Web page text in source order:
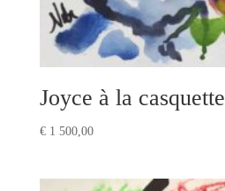
Joyce à la casquette
€1 500,00